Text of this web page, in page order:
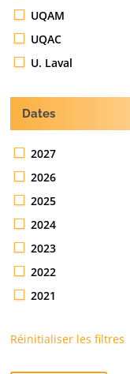
UQAM
UQAC
U. Laval
Dates
2027
2026
2025
2024
2023
2022
2021
Réinitialiser les filtres